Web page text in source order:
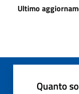
Ultimo
Quanto